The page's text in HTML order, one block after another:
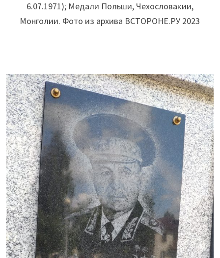
6.07.1971); Медали Польши, Чехословакии,
Монголии. Фото из архива ВСТОРОНЕ.РУ 2023